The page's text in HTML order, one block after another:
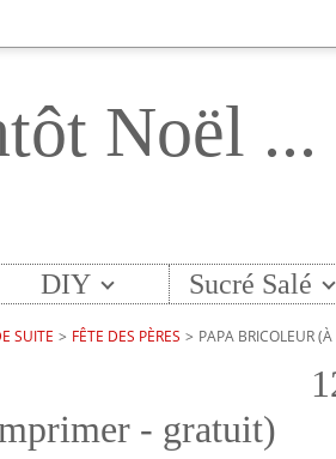
Noël
DIY Sucré Salé
SUITE > FÊTE DES PÈRES > PAPA BRICOLEUR
- gratuit)